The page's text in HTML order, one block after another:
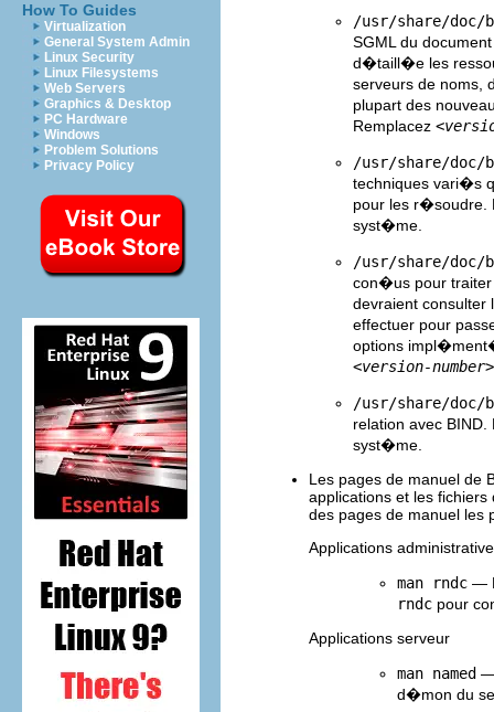
How To Guides
Virtualization
General System Admin
Linux Security
Linux Filesystems
Web Servers
Graphics & Desktop
PC Hardware
Windows
Problem Solutions
Privacy Policy
/usr/share/doc/
SGML du
d�taill�e les
serveurs de noms,
plupart des
Remplacez
/usr/share/doc/
techniques vari�s
pour les r�soudre.
syst�me.
/usr/share/doc/
con�us pour
devraient consulter
effectuer pour
options
<version-number>
/usr/share/doc/
relation avec
syst�me.
Les pages de manuel de
applications et les
des pages de manuel les
Applications
man rndc —
rndc pour
Applications serveur
man named —
d�mon du